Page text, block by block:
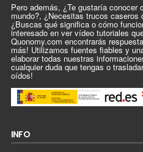
Pero además, ¿Te gustaría conocer
mundo?, ¿Necesitas trucos
¿Buscas qué significa o cómo
interesado en ver vídeo tutoriales
Quonomy.com encontrarás
más! Utilizamos fuentes fiables y
elaborar todas nuestras
cualquier duda que tengas o
oídos!
INFO